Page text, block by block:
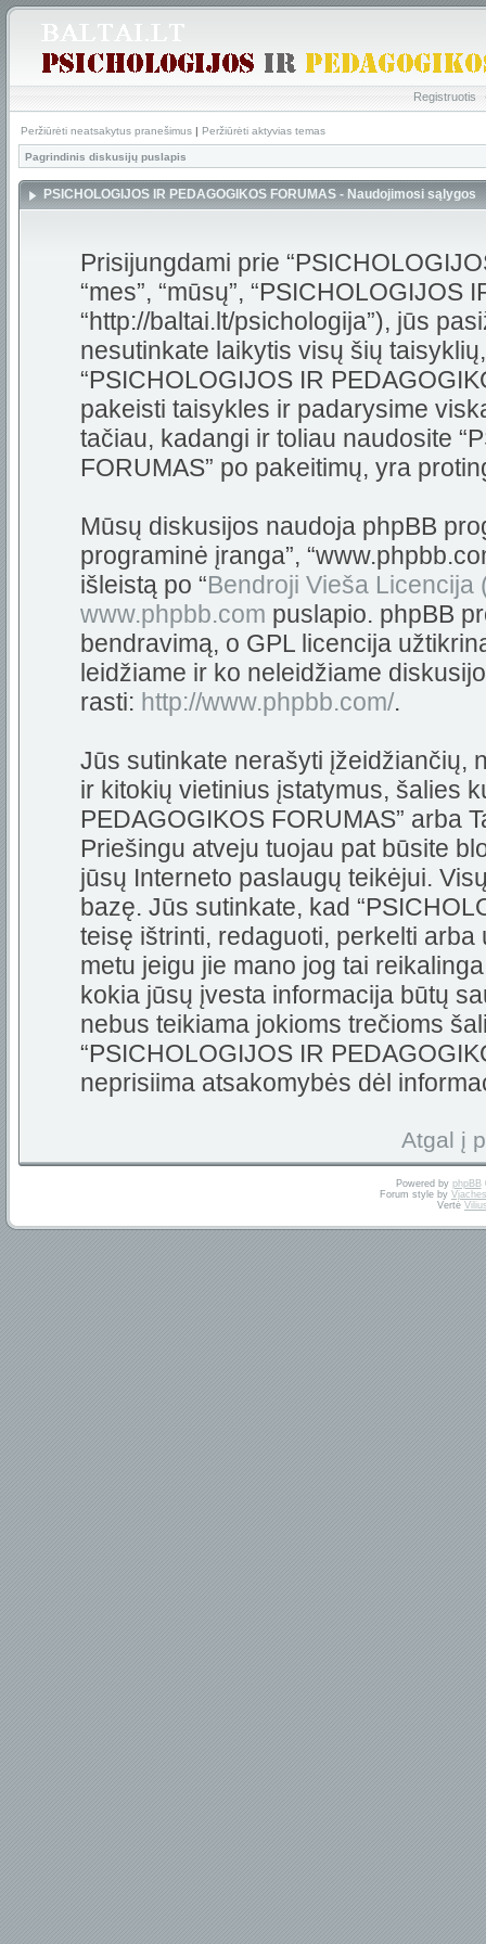
Registruotis
Peržiūrėti neatsakytus pranešimus | Peržiūrėti aktyvias temas
Pagrindinis diskusijų puslapis
PSICHOLOGIJOS IR PEDAGOGIKOS FORUMAS - Naudojimosi sąlygos
Prisijungdami prie
“mes”, “mūsų”, “PSICHOLOGIJOS
“http://baltai.lt/psichologija”), jūs
nesutinkate laikytis visų šių
“PSICHOLOGIJOS IR
pakeisti taisykles ir padarysime
tačiau, kadangi ir toliau naudosite
FORUMAS” po pakeitimų, yra
Mūsų diskusijos naudoja phpBB
programinė įranga”,
išleistą po “Bendroji Vieša Licencija
www.phpbb.com puslapio. phpBB
bendravimą, o GPL licencija
leidžiame ir ko neleidžiame
rasti: http://www.phpbb.com/.
Jūs sutinkate nerašyti įžeidžiančių,
ir kitokių vietinius įstatymus, šalies
PEDAGOGIKOS FORUMAS” arba
Priešingu atveju tuojau pat būsite
jūsų Interneto paslaugų teikėjui.
bazę. Jūs sutinkate, kad
teisę ištrinti, redaguoti, perkelti
metu jeigu jie mano jog tai
kokia jūsų įvesta informacija būtų
nebus teikiama jokioms trečioms
“PSICHOLOGIJOS IR
neprisiima atsakomybės dėl
Atgal į
Powered by phpBB
Forum style by
Vertė